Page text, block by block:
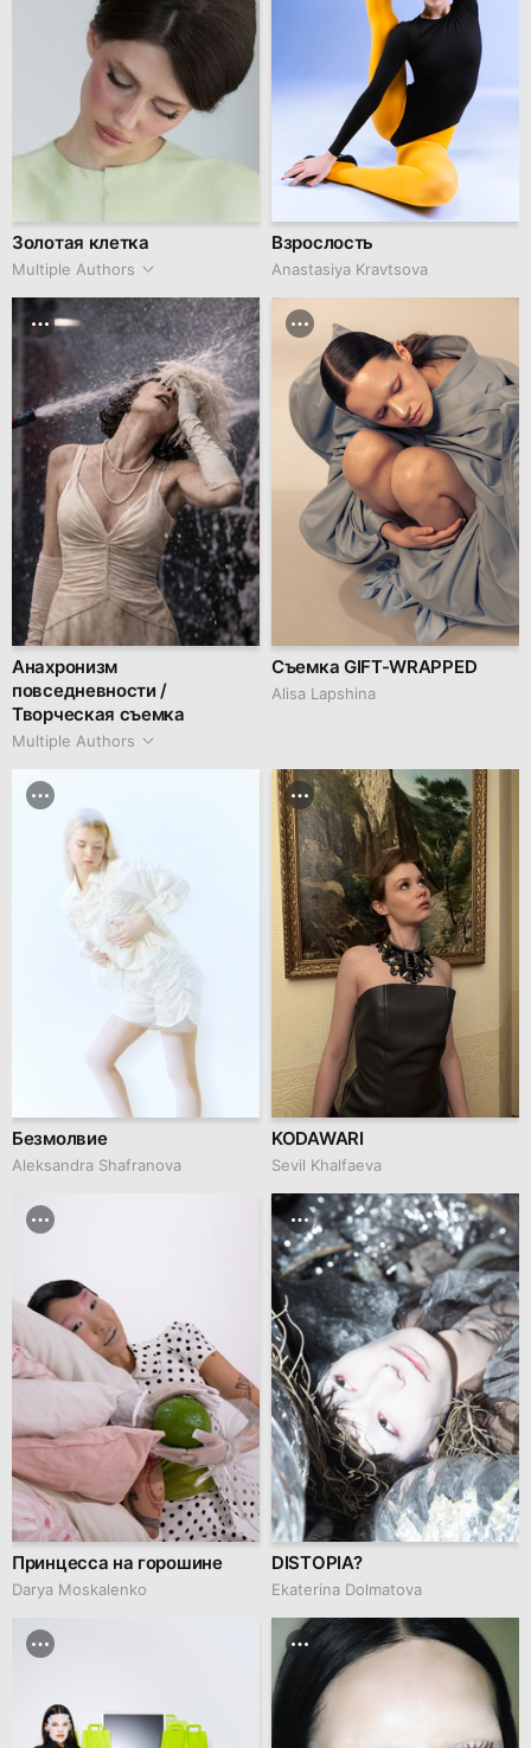
Золотая клетка
Multiple Authors
Взрослость
Anastasiya Kravtsova
Анахронизм
повседневности /
Творческая съемка
Multiple Authors
Съемка GIFT-WRAPPED
Аlisa Lapshina
Безмолвие
Aleksandra Shafranova
KODAWARI
Sevil Khalfaeva
Принцесса на горошине
Darya Moskalenko
DISTOPIA?
Ekaterina Dolmatova